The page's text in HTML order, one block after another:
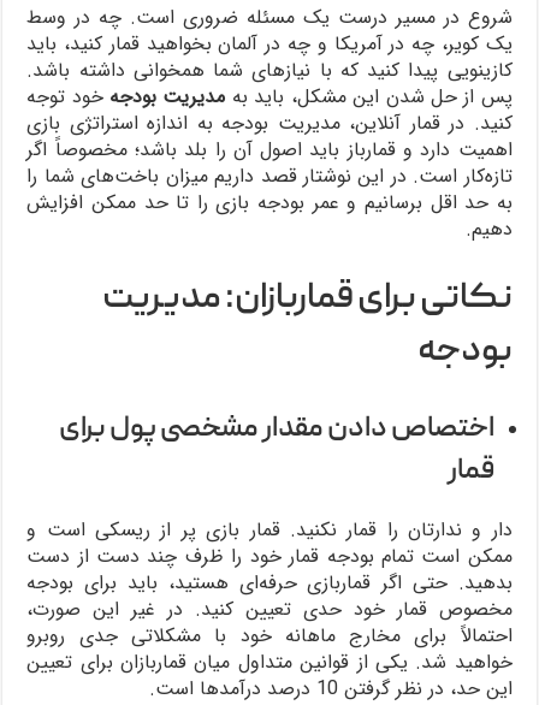
شروع در مسیر درست یک مسئله ضروری است. چه در وسط
یک کویر، چه در آمریکا و چه در آلمان بخواهید قمار کنید، باید
کازینویی پیدا کنید که با نیازهای شما همخوانی داشته باشد.
پس از حل شدن این مشکل، باید به مدیریت بودجه خود توجه
کنید. در قمار آنلاین، مدیریت بودجه به اندازه استراتژی بازی
اهمیت دارد و قمارباز باید اصول آن را بلد باشد؛ مخصوصاً اگر
تازه‌کار است. در این نوشتار قصد داریم میزان باخت‌های شما را
به حد اقل برسانیم و عمر بودجه بازی را تا حد ممکن افزایش
دهیم.
نکاتی برای قماربازان: مدیریت
بودجه
اختصاص دادن مقدار مشخصی پول برای
قمار
دار و ندارتان را قمار نکنید. قمار بازی پر از ریسکی است و
ممکن است تمام بودجه قمار خود را ظرف چند دست از دست
بدهید. حتی اگر قماربازی حرفه‌ای هستید، باید برای بودجه
مخصوص قمار خود حدی تعیین کنید. در غیر این صورت،
احتمالاً برای مخارج ماهانه خود با مشکلاتی جدی روبرو
خواهید شد. یکی از قوانین متداول میان قماربازان برای تعیین
این حد، در نظر گرفتن 10 درصد درآمدها است.